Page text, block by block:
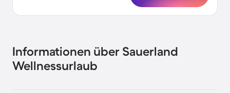
Informationen über Sauerland
Wellnessurlaub